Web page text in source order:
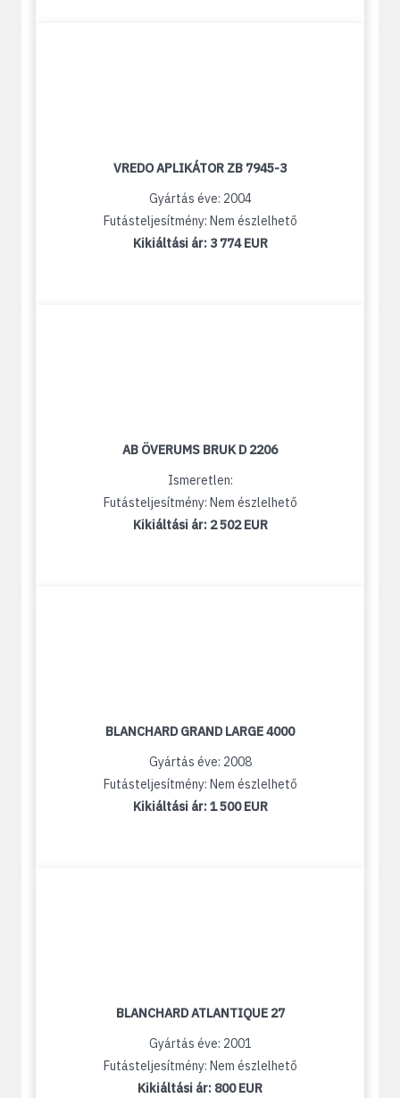
VREDO APLIKÁTOR ZB 7945-3
Gyártás éve: 2004
Futásteljesítmény: Nem észlelhető
Kikiáltási ár: 3 774 EUR
AB ÖVERUMS BRUK D 2206
Ismeretlen:
Futásteljesítmény: Nem észlelhető
Kikiáltási ár: 2 502 EUR
BLANCHARD GRAND LARGE 4000
Gyártás éve: 2008
Futásteljesítmény: Nem észlelhető
Kikiáltási ár:1 500 EUR
BLANCHARD ATLANTIQUE 27
Gyártás éve: 2001
Futásteljesítmény: Nem észlelhető
Kikiáltási ár: 800 EUR